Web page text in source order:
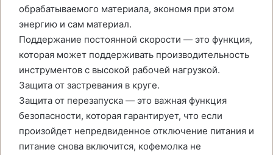
обрабатываемого материала, экономя при этом
энергию и сам материал.
Поддержание постоянной скорости — это функция,
которая может поддерживать производительность
инструментов с высокой рабочей нагрузкой.
Защита от застревания в круге.
Защита от перезапуска — это важная функция
безопасности, которая гарантирует, что если
произойдет непредвиденное отключение питания и
питание снова включится, кофемолка не